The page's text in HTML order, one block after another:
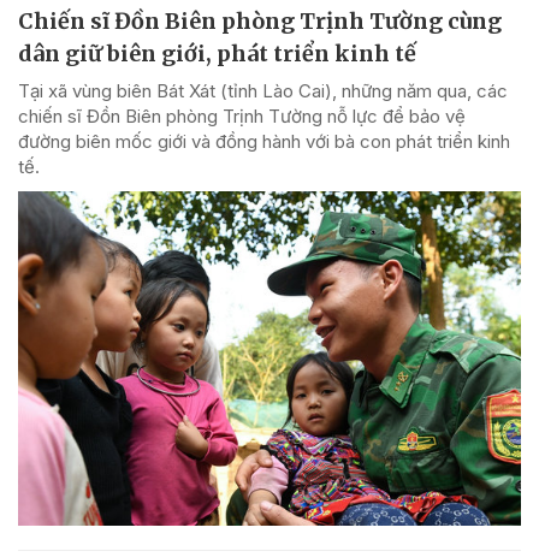
Chiến sĩ Đồn Biên phòng Trịnh Tường cùng
dân giữ biên giới, phát triển kinh tế
Tại xã vùng biên Bát Xát (tỉnh Lào Cai), những năm qua, các
chiến sĩ Đồn Biên phòng Trịnh Tường nỗ lực để bảo vệ
đường biên mốc giới và đồng hành với bà con phát triển kinh
tế.